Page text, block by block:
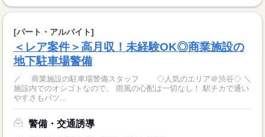
[パート・アルバイト]
＜レア案件＞高月収！未経験OK◎商業施設の
地下駐車場警備
／ 商業施設の駐車場警備スタッフ ◇人気のエリア＠渋谷◇ ＼
施設内でのオシゴトなので、 雨風の心配は一切なし！ 駅チカで通い
やすさもバツ...
警備・交通誘導